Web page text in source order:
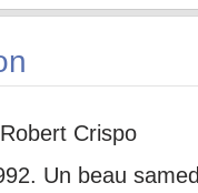
Crispo
Un beau